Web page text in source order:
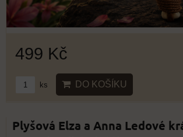
499 Kč
ks DO KOŠÍKU
Plyšová Elza a Anna Ledové